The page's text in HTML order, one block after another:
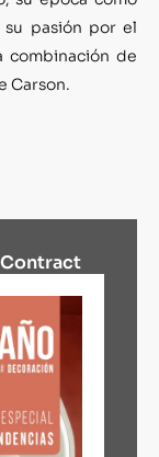
pasión por el
combinación de
Carson.